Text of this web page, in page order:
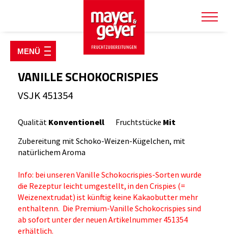
SHOP & PRODUKTE
Fruchtzubereitungen
Fruchtsirupe & Konzentrate
Käsereiartikel
Kulturen & Labextrakt
Milch- & Molkepulver
Verpackungen
TIERWOHLSHOP
VANILLE SCHOKOCRISPIES
VSJK 451354
Qualität Konventionell Fruchtstücke Mit
Zubereitung mit Schoko-Weizen-Kügelchen, mit
natürlichem Aroma
Info: bei unseren Vanille Schokocrispies-Sorten wurde
die Rezeptur leicht umgestellt, in den Crispies (=
Weizenextrudat) ist künftig keine Kakaobutter mehr
enthaltenn. Die Premium-Vanille Schokocrispies sind
ab sofort unter der neuen Artikelnummer 451354
erhältlich.